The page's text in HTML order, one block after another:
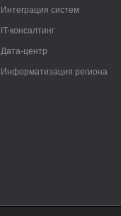
Интеграция систем
IT-консалтинг
Дата-центр
Информатизация региона